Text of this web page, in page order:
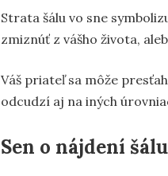
Strata šálu vo sne
zmiznúť z vášho života,
Váš priateľ sa môže
odcudzí aj na iných
Sen o nájdení šálu